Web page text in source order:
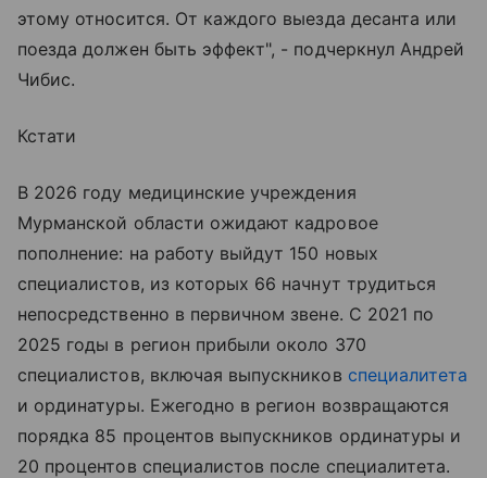
этому относится. От каждого выезда десанта или
поезда должен быть эффект", - подчеркнул Андрей
Чибис.
Кстати
В 2026 году медицинские учреждения
Мурманской области ожидают кадровое
пополнение: на работу выйдут 150 новых
специалистов, из которых 66 начнут трудиться
непосредственно в первичном звене. С 2021 по
2025 годы в регион прибыли около 370
специалистов, включая выпускников специалитета
и ординатуры. Ежегодно в регион возвращаются
порядка 85 процентов выпускников ординатуры и
20 процентов специалистов после специалитета.